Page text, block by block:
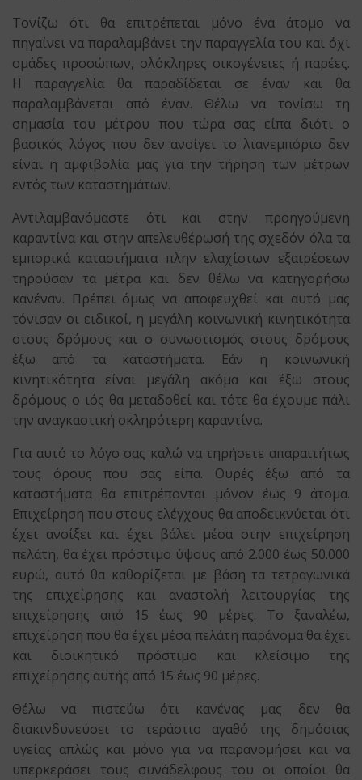
Τονίζω ότι θα επιτρέπεται μόνο ένα άτομο να
πηγαίνει να παραλαμβάνει την παραγγελία του και όχι
ομάδες προσώπων, ολόκληρες οικογένειες ή παρέες.
Η παραγγελία θα παραδίδεται σε έναν και θα
παραλαμβάνεται από έναν. Θέλω να τονίσω τη
σημασία του μέτρου που τώρα σας είπα διότι ο
βασικός λόγος που δεν ανοίγει το λιανεμπόριο δεν
είναι η αμφιβολία μας για την τήρηση των μέτρων
εντός των καταστημάτων.
Αντιλαμβανόμαστε ότι και στην προηγούμενη
καραντίνα και στην απελευθέρωσή της σχεδόν όλα τα
εμπορικά καταστήματα πλην ελαχίστων εξαιρέσεων
τηρούσαν τα μέτρα και δεν θέλω να κατηγορήσω
κανέναν. Πρέπει όμως να αποφευχθεί και αυτό μας
τόνισαν οι ειδικοί, η μεγάλη κοινωνική κινητικότητα
στους δρόμους και ο συνωστισμός στους δρόμους
έξω από τα καταστήματα. Εάν η κοινωνική
κινητικότητα είναι μεγάλη ακόμα και έξω στους
δρόμους ο ιός θα μεταδοθεί και τότε θα έχουμε πάλι
την αναγκαστική σκληρότερη καραντίνα.
Για αυτό το λόγο σας καλώ να τηρήσετε απαραιτήτως
τους όρους που σας είπα. Ουρές έξω από τα
καταστήματα θα επιτρέπονται μόνον έως 9 άτομα.
Επιχείρηση που στους ελέγχους θα αποδεικνύεται ότι
έχει ανοίξει και έχει βάλει μέσα στην επιχείρηση
πελάτη, θα έχει πρόστιμο ύψους από 2.000 έως 50.000
ευρώ, αυτό θα καθορίζεται με βάση τα τετραγωνικά
της επιχείρησης και αναστολή λειτουργίας της
επιχείρησης από 15 έως 90 μέρες. Το ξαναλέω,
επιχείρηση που θα έχει μέσα πελάτη παράνομα θα έχει
και διοικητικό πρόστιμο και κλείσιμο της
επιχείρησης αυτής από 15 έως 90 μέρες.
Θέλω να πιστεύω ότι κανένας μας δεν θα
διακινδυνεύσει το τεράστιο αγαθό της δημόσιας
υγείας απλώς και μόνο για να παρανομήσει και να
υπερκεράσει τους συνάδελφους του οι οποίοι θα